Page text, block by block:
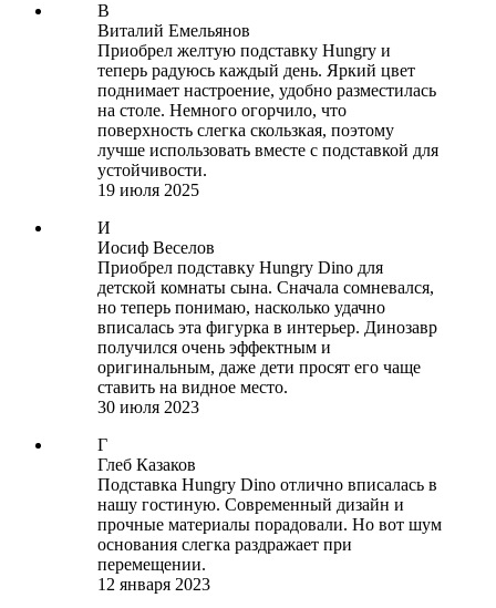
В
Виталий Емельянов
Приобрел желтую подставку Hungry и
теперь радуюсь каждый день. Яркий цвет
поднимает настроение, удобно разместилась
на столе. Немного огорчило, что
поверхность слегка скользкая, поэтому
лучше использовать вместе с подставкой для
устойчивости.
19 июля 2025
И
Иосиф Веселов
Приобрел подставку Hungry Dino для
детской комнаты сына. Сначала сомневался,
но теперь понимаю, насколько удачно
вписалась эта фигурка в интерьер. Динозавр
получился очень эффектным и
оригинальным, даже дети просят его чаще
ставить на видное место.
30 июля 2023
Г
Глеб Казаков
Подставка Hungry Dino отлично вписалась в
нашу гостиную. Современный дизайн и
прочные материалы порадовали. Но вот шум
основания слегка раздражает при
перемещении.
12 января 2023